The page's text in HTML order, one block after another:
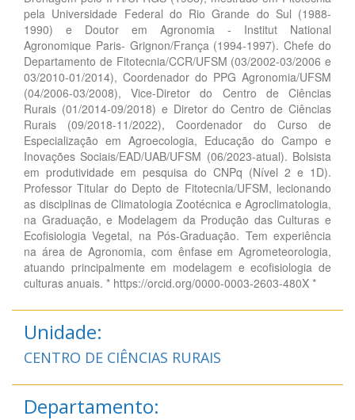
pela Universidade Federal do Rio Grande do Sul (1988-
1990) e Doutor em Agronomia - Institut National
Agronomique Paris- Grignon/França (1994-1997). Chefe do
Departamento de Fitotecnia/CCR/UFSM (03/2002-03/2006 e
03/2010-01/2014), Coordenador do PPG Agronomia/UFSM
(04/2006-03/2008), Vice-Diretor do Centro de Ciências
Rurais (01/2014-09/2018) e Diretor do Centro de Ciências
Rurais (09/2018-11/2022), Coordenador do Curso de
Especialização em Agroecologia, Educação do Campo e
Inovações Sociais/EAD/UAB/UFSM (06/2023-atual). Bolsista
em produtividade em pesquisa do CNPq (Nível 2 e 1D).
Professor Titular do Depto de Fitotecnia/UFSM, lecionando
as disciplinas de Climatologia Zootécnica e Agroclimatologia,
na Graduação, e Modelagem da Produção das Culturas e
Ecofisiologia Vegetal, na Pós-Graduação. Tem experiência
na área de Agronomia, com ênfase em Agrometeorologia,
atuando principalmente em modelagem e ecofisiologia de
culturas anuais. * https://orcid.org/0000-0003-2603-480X *
Unidade:
CENTRO DE CIÊNCIAS RURAIS
Departamento: